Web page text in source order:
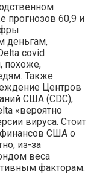
прогнозов 60,9 и
деньгам,
covid
похоже,
Также
Центров
США (CDC),
«вероятно
вируса. Стоит
финансов США о
из-за
веса
факторам.